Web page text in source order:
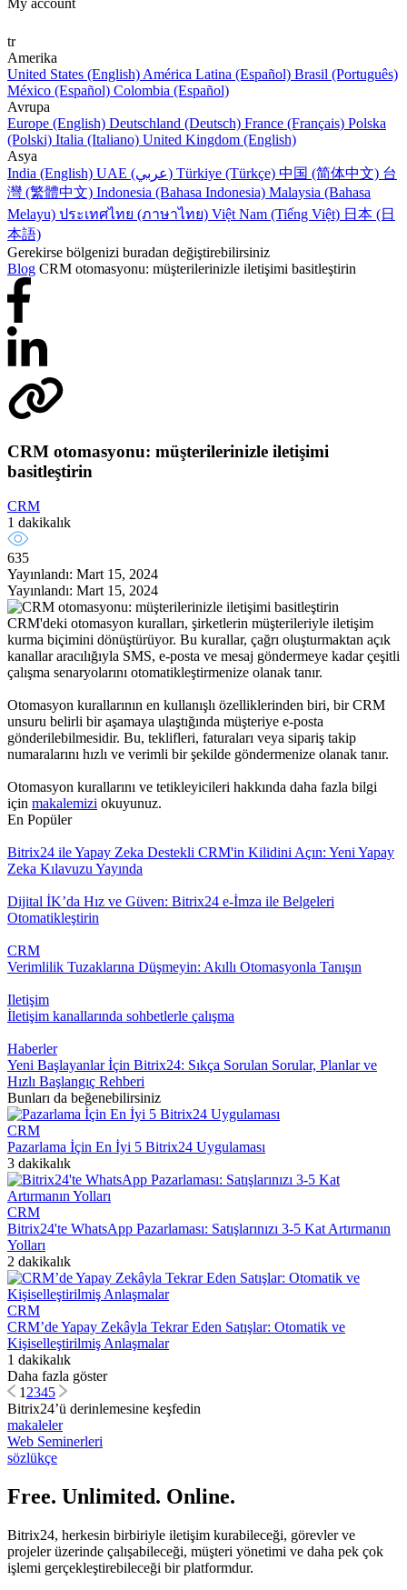
My account
tr
Amerika
United States (English) América Latina (Español) Brasil (Português)
México (Español) Colombia (Español)
Avrupa
Europe (English) Deutschland (Deutsch) France (Français) Polska
(Polski) Italia (Italiano) United Kingdom (English)
Asya
India (English)
UAE (عربي) Türkiye (Türkçe) 中国 (简体中文) 台
灣 (繁體中文) Indonesia (Bahasa Indonesia) Malaysia (Bahasa
Melayu) ประเทศไทย (ภาษาไทย) Việt Nam (Tiếng Việt) 日本 (日
本語)
Gerekirse bölgenizi buradan değiştirebilirsiniz
Blog CRM otomasyonu: müşterilerinizle iletişimi basitleştirin
CRM otomasyonu: müşterilerinizle iletişimi
basitleştirin
CRM
1 dakikalık
635
Yayınlandı: Mart 15, 2024
Yayınlandı: Mart 15, 2024
CRM'deki otomasyon kuralları, şirketlerin müşterileriyle iletişim
kurma biçimini dönüştürüyor. Bu kurallar, çağrı oluşturmaktan açık
kanallar aracılığıyla SMS, e-posta ve mesaj göndermeye kadar çeşitli
çalışma senaryolarını otomatikleştirmenize olanak tanır.
Otomasyon kurallarının en kullanışlı özelliklerinden biri, bir CRM
unsuru belirli bir aşamaya ulaştığında müşteriye e-posta
gönderilebilmesidir. Bu, teklifleri, faturaları veya sipariş takip
numaralarını hızlı ve verimli bir şekilde göndermenize olanak tanır.
Otomasyon kurallarını ve tetikleyicileri hakkında daha fazla bilgi
için makalemizi okuyunuz.
En Popüler
Bitrix24 ile Yapay Zeka Destekli CRM'in Kilidini Açın: Yeni Yapay
Zeka Kılavuzu Yayında
Dijital İK’da Hız ve Güven: Bitrix24 e-İmza ile Belgeleri
Otomatikleştirin
CRM
Verimlilik Tuzaklarına Düşmeyin: Akıllı Otomasyonla Tanışın
Iletişim
İletişim kanallarında sohbetlerle çalışma
Haberler
Yeni Başlayanlar İçin Bitrix24: Sıkça Sorulan Sorular, Planlar ve
Hızlı Başlangıç Rehberi
Bunları da beğenebilirsiniz
CRM
Pazarlama İçin En İyi 5 Bitrix24 Uygulaması
3 dakikalık
CRM
Bitrix24'te WhatsApp Pazarlaması: Satışlarınızı 3-5 Kat Artırmanın
Yolları
2 dakikalık
CRM
CRM’de Yapay Zekâyla Tekrar Eden Satışlar: Otomatik ve
Kişiselleştirilmiş Anlaşmalar
1 dakikalık
Daha fazla göster
12345
Bitrix24’ü derinlemesine keşfedin
makaleler
Web Seminerleri
sözlükçe
Free. Unlimited. Online.
Bitrix24, herkesin birbiriyle iletişim kurabileceği, görevler ve
projeler üzerinde çalışabileceği, müşteri yönetimi ve daha pek çok
işlemi gerçekleştirebileceği bir platformdur.